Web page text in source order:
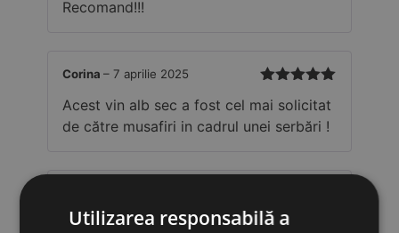
Recomand!!!
din 5
Corina – 7 aprilie 2025
Acest vin alb sec a fost cel mai solicitat
de către musafiri in cadrul unei serbări !
Evaluat la
din 5
Delicat si memorabil!
Utilizarea responsabilă a